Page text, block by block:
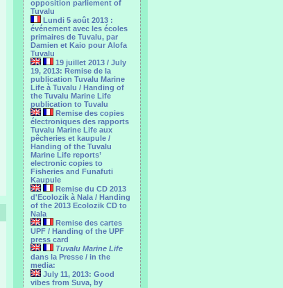
opposition parliement of
Tuvalu
Lundi 5 août 2013 :
événement avec les écoles
primaires de Tuvalu, par
Damien et Kaio pour Alofa
Tuvalu
19 juillet 2013 / July
19, 2013: Remise de la
publication Tuvalu Marine
Life à Tuvalu / Handing of
the Tuvalu Marine Life
publication to Tuvalu
Remise des copies
électroniques des rapports
Tuvalu Marine Life aux
pêcheries et kaupule /
Handing of the Tuvalu
Marine Life reports’
electronic copies to
Fisheries and Funafuti
Kaupule
Remise du CD 2013
d'Ecolozik à Nala / Handing
of the 2013 Ecolozik CD to
Nala
Remise des cartes
UPF / Handing of the UPF
press card
Tuvalu Marine Life
dans la Presse / in the
media:
July 11, 2013: Good
vibes from Suva, by